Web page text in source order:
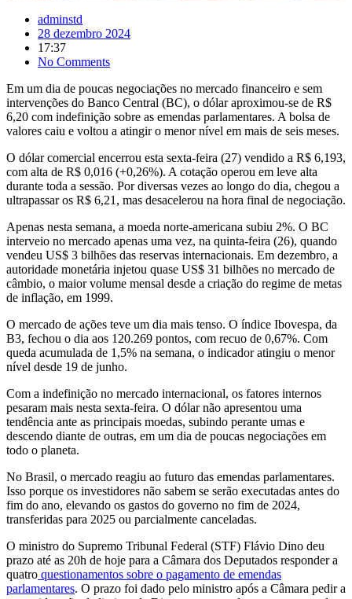
adminstd
28 dezembro 2024
17:37
No Comments
Em um dia de poucas negociações no mercado financeiro e sem
intervenções do Banco Central (BC), o dólar aproximou-se de R$
6,20 com indefinição sobre as emendas parlamentares. A bolsa de
valores caiu e voltou a atingir o menor nível em mais de seis meses.
O dólar comercial encerrou esta sexta-feira (27) vendido a R$ 6,193,
com alta de R$ 0,016 (+0,26%). A cotação operou em leve alta
durante toda a sessão. Por diversas vezes ao longo do dia, chegou a
ultrapassar os R$ 6,21, mas desacelerou na hora final de negociação.
Apenas nesta semana, a moeda norte-americana subiu 2%. O BC
interveio no mercado apenas uma vez, na quinta-feira (26), quando
vendeu US$ 3 bilhões das reservas internacionais. Em dezembro, a
autoridade monetária injetou quase US$ 31 bilhões no mercado de
câmbio, o maior volume mensal desde a criação do regime de metas
de inflação, em 1999.
O mercado de ações teve um dia mais tenso. O índice Ibovespa, da
B3, fechou o dia aos 120.269 pontos, com recuo de 0,67%. Com
queda acumulada de 1,5% na semana, o indicador atingiu o menor
nível desde 19 de junho.
Com a indefinição no mercado internacional, os fatores internos
pesaram mais nesta sexta-feira. O dólar não apresentou uma
tendência ante as principais moedas, subindo perante umas e
descendo diante de outras, em um dia de poucas negociações em
todo o planeta.
No Brasil, o mercado reagiu ao futuro das emendas parlamentares.
Isso porque os investidores não sabem se serão executadas antes do
fim do ano, elevando os gastos do governo no fim de 2024,
transferidas para 2025 ou parcialmente canceladas.
O ministro do Supremo Tribunal Federal (STF) Flávio Dino deu
prazo até as 20h de hoje para a Câmara dos Deputados responder a
quatro questionamentos sobre o pagamento de emendas
parlamentares. O prazo foi dado pelo ministro após a Câmara pedir a